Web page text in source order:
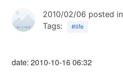
2010/02/06 posted in
Tags:
#life
date: 2010-10-16 06:32